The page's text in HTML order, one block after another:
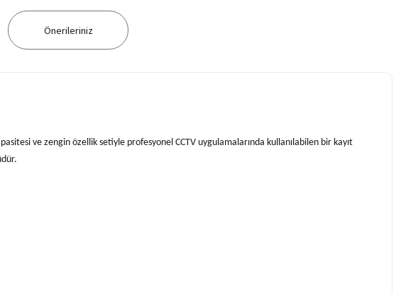
Önerileriniz
ve zengin özellik setiyle profesyonel CCTV uygulamalarında kullanılabilen bir kayıt